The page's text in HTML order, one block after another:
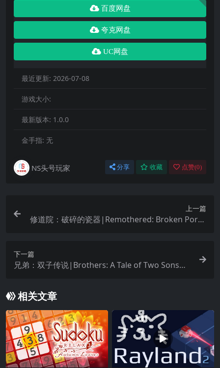
百度网盘
夸克网盘
UC网盘
最近更新: 2026-07-08
游戏大小:
最新版本: 1.0.0
金手指: 无
NS头号玩家 分享 收藏 点赞(0)
上一篇
修道院：破碎的瓷器|Remothered: Broken Porce
下一篇
兄弟：双子传说|Brothers: A Tale of Two Sons中
相关文章